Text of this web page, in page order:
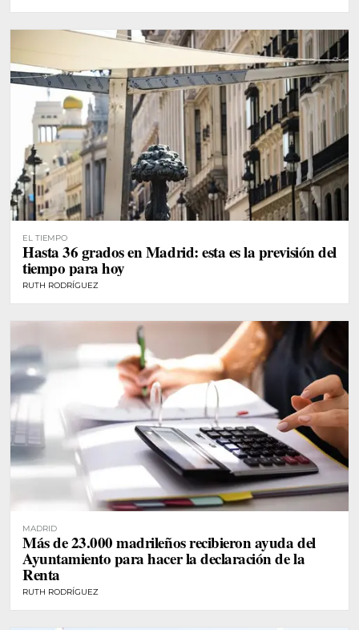
EL TIEMPO
Hasta 36 grados en Madrid: esta es la previsión del
tiempo para hoy
RUTH RODRÍGUEZ
MADRID
Más de 23.000 madrileños recibieron ayuda del
Ayuntamiento para hacer la declaración de la
Renta
RUTH RODRÍGUEZ